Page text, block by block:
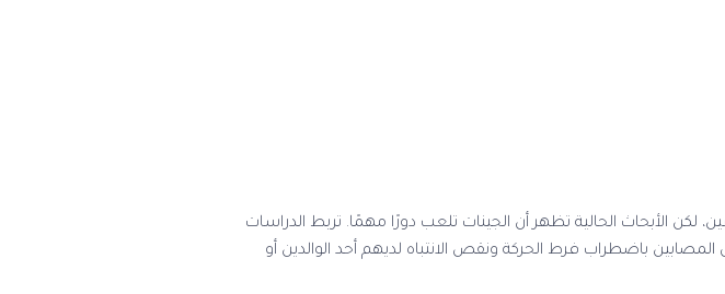
الأبحاث الحالية تظهر أن الجينات تلعب دورًا مهمًا. تربط الدراسات
باضطراب فرط الحركة ونقص الانتباه لديهم أحد الوالدين أو